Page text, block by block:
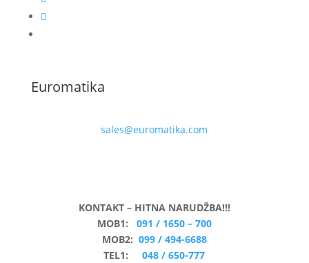
Euromatika
sales@euromatika.com
KONTAKT – HITNA NARUDŽBA!!!
MOB1: 091 / 1650 – 700
MOB2: 099 / 494-6688
TEL1:048 / 650-777